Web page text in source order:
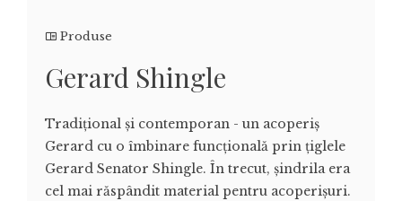
Produse
Gerard Shingle
Tradițional și contemporan - un acoperiș
Gerard cu o îmbinare funcțională prin țiglele
Gerard Senator Shingle. În trecut, șindrila era
cel mai răspândit material pentru acoperișuri.